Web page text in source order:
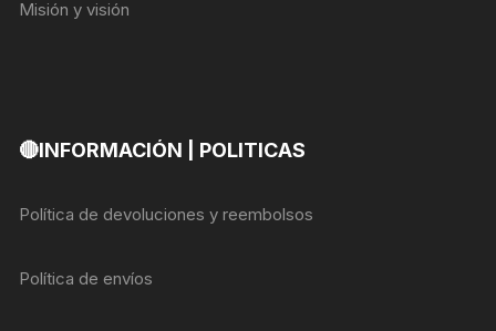
Misión y visión
🔴INFORMACIÓN | POLITICAS
Política de devoluciones y reembolsos
Política de envíos